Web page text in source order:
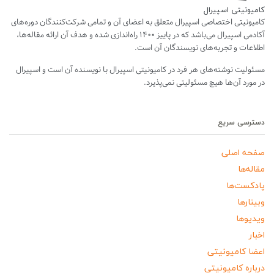
کامیونیتی اسپیرال
کامیونیتی اختصاصی اسپیرال متعلق به اعضای آن و تمامی شرکت‌کنندگان دوره‌های
آکادمی اسپیرال می‌باشد که در پاییز ۱۴۰۰ راه‌اندازی شده و هدف آن ارائه مقاله‌ها،
اطلاعات و تجربه‌های نویسندگان آن است.
مسئولیت نوشته‌های هر فرد در کامیونیتی اسپیرال با نویسنده آن است و اسپیرال
در مورد آن‌ها هیچ مسئولیتی نمی‌پذیرد.
دسترسی سریع
صفحه اصلی
مقاله‌ها
پادکست‌ها
وبینارها
ویدیوها
اخبار
اعضا کامیونیتی
درباره کامیونیتی